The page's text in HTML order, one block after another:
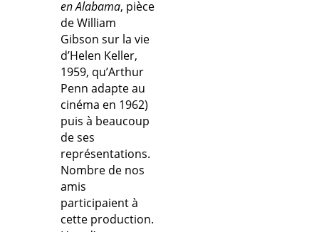
en Alabama, pièce
de William
Gibson sur la vie
d’Helen Keller,
1959, qu’Arthur
Penn adapte au
cinéma en 1962)
puis à beaucoup
de ses
représentations.
Nombre de nos
amis
participaient à
cette production.